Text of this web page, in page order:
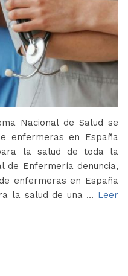
Nacional de Salud se
enfermeras en España
la salud de toda la
de Enfermería denuncia,
enfermeras en España
la salud de una … Leer